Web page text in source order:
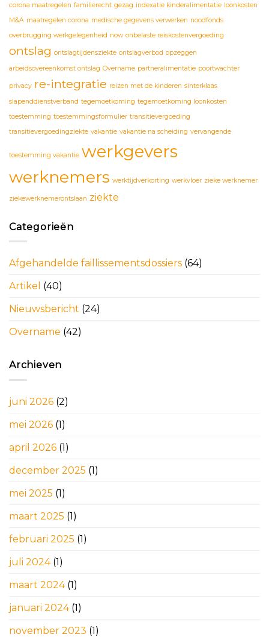
corona maatregelen familierecht gezag indexatie kinderalimentatie loonkosten
M&A maatregelen corona medische gegevens verwerken noodfonds
overbrugging werkgelegenheid now onbelaste reiskostenvergoeding
ontslag ontslagtijdensziekte ontslagverbod opzeggen
arbeidsovereenkomst ontslag Overname partneralimentatie poortwachter
privacy re-integratie reizen met de kinderen sinterklaas
slapenddienstverband tegemoetkoming tegemoetkoming loonkosten
toestemming toestemmingsformulier transitievergoeding
transitievergoedingziekte vakantie vakantie na scheiding vervangende
toestemming vakantie werkgevers
werknemers werktijdverkorting werkvloer zieke werknemer
ziekewerknemerontslaan ziekte
Categorieën
Afgehandelde faillissementsdossiers (64)
Artikel (40)
Nieuwsbericht (24)
Overname (42)
Archieven
juni 2026 (2)
mei 2026 (1)
april 2026 (1)
december 2025 (1)
mei 2025 (1)
maart 2025 (1)
februari 2025 (1)
juli 2024(1)
maart 2024(1)
januari 2024(1)
november 2023 (1)